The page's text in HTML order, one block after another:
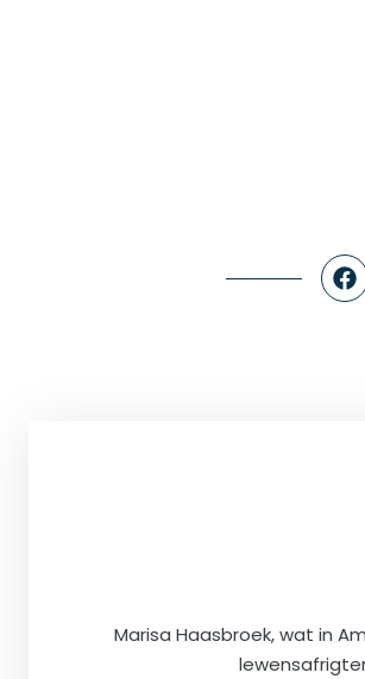
Marisa Haasbroek, wat in